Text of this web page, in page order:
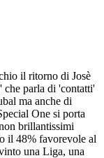
il ritorno di Josè
che parla di 'contatti'
ma anche di
One si porta
brillantissimi
il 48% favorevole al
una Liga, una